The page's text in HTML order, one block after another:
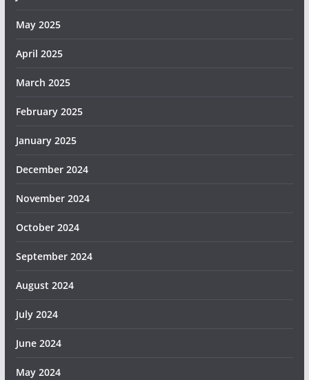
May 2025
April 2025
March 2025
February 2025
January 2025
December 2024
November 2024
October 2024
September 2024
August 2024
July 2024
June 2024
May 2024